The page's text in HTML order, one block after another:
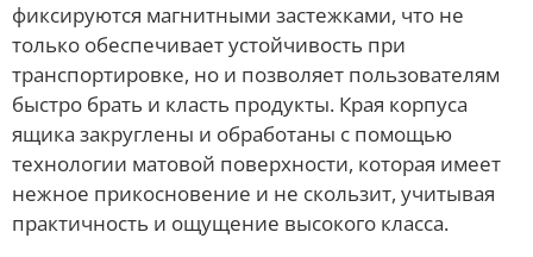
фиксируются магнитными застежками, что не
только обеспечивает устойчивость при
транспортировке, но и позволяет пользователям
быстро брать и класть продукты. Края корпуса
ящика закруглены и обработаны с помощью
технологии матовой поверхности, которая имеет
нежное прикосновение и не скользит, учитывая
практичность и ощущение высокого класса.